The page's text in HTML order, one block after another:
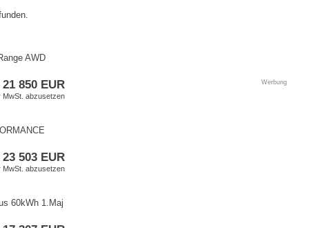
AWD
21 850 EUR
MwSt. abzusetzen
23 503 EUR
MwSt. abzusetzen
60kWh 1.Maj
Werbung